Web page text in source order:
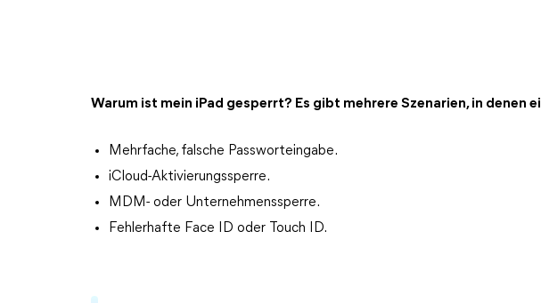
Warum ist mein iPad gesperrt? Es gibt mehrere Szenarien, in denen
Mehrfache, falsche Passworteingabe.
iCloud-Aktivierungssperre.
MDM- oder Unternehmenssperre.
Fehlerhafte Face ID oder Touch ID.